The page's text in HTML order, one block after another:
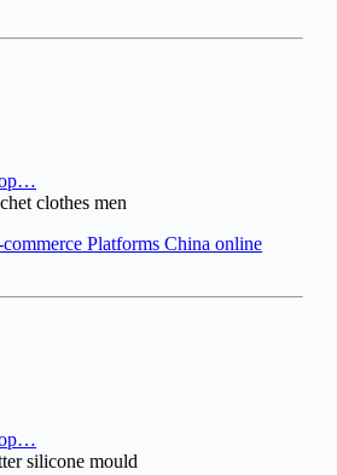
clothes men
Platforms China online
silicone mould